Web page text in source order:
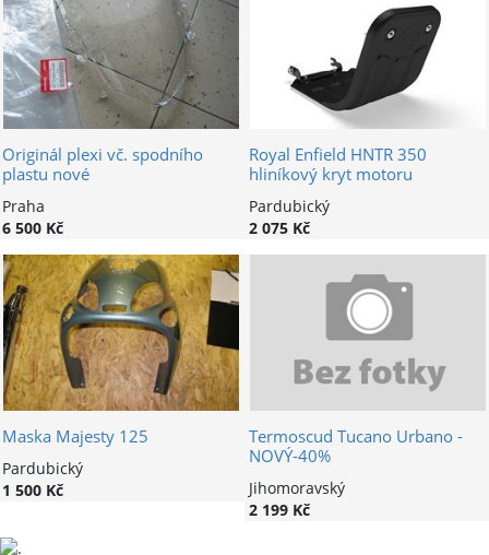
Originál plexi vč. spodního
plastu nové
Praha
6 500 Kč
Royal Enfield HNTR 350
hliníkový kryt motoru
Pardubický
2 075 Kč
Maska Majesty 125
Pardubický
1 500 Kč
Termoscud Tucano Urbano -
NOVÝ-40%
Jihomoravský
2 199 Kč